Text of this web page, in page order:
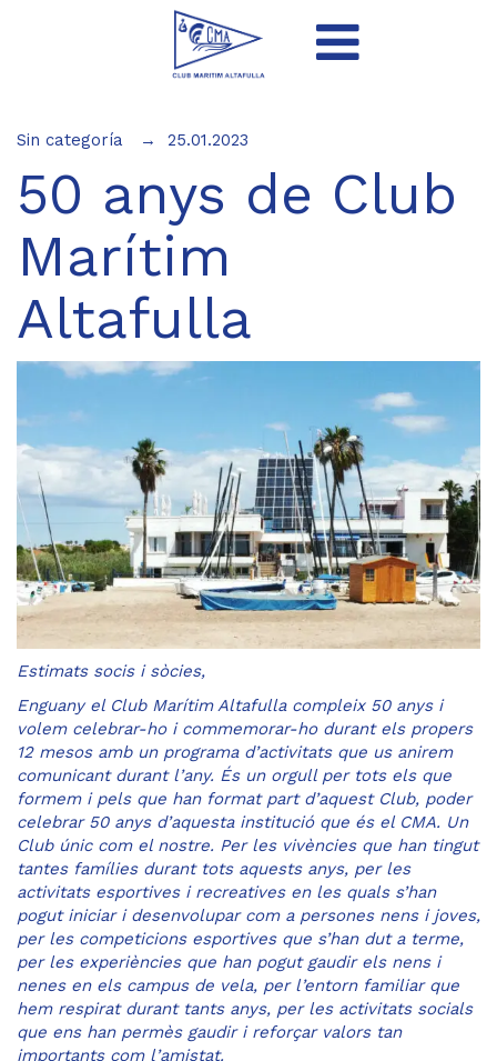
Sin categoría 25.01.2023
50 anys de Club
Marítim
Altafulla
Estimats socis i sòcies,
Enguany el Club Marítim Altafulla compleix 50 anys i
volem celebrar-ho i commemorar-ho durant els propers
12 mesos amb un programa d’activitats que us anirem
comunicant durant l’any. És un orgull per tots els que
formem i pels que han format part d’aquest Club, poder
celebrar 50 anys d’aquesta institució que és el CMA. Un
Club únic com el nostre. Per les vivències que han tingut
tantes famílies durant tots aquests anys, per les
activitats esportives i recreatives en les quals s’han
pogut iniciar i desenvolupar com a persones nens i joves,
per les competicions esportives que s’han dut a terme,
per les experiències que han pogut gaudir els nens i
nenes en els campus de vela, per l’entorn familiar que
hem respirat durant tants anys, per les activitats socials
que ens han permès gaudir i reforçar valors tan
importants com l’amistat.